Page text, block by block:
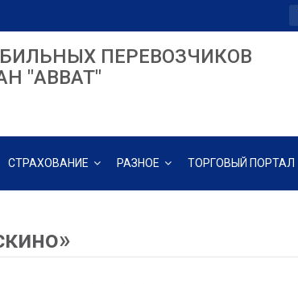
ПЕРЕВОЗЧИКОВ
"ABBAT"
СТРАХОВАНИЕ РАЗНОЕ ТОРГОВЫЙ ПОРТАЛ